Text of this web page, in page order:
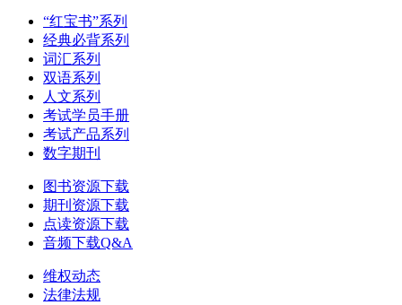
“红宝书”系列
经典必背系列
词汇系列
双语系列
人文系列
考试学员手册
考试产品系列
数字期刊
图书资源下载
期刊资源下载
点读资源下载
音频下载Q&A
维权动态
法律法规